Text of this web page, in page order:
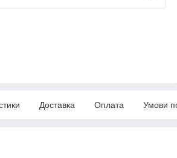
Доставка Оплата Умови